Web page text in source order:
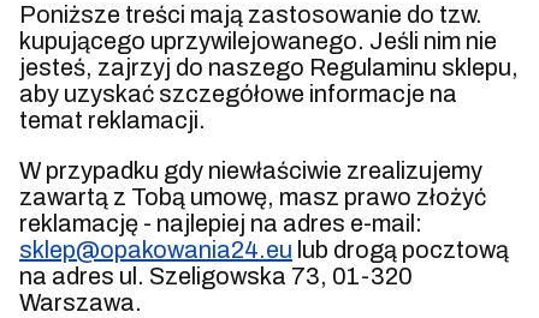
Poniższe treści mają zastosowanie do tzw.
kupującego uprzywilejowanego. Jeśli nim nie
jesteś, zajrzyj do naszego Regulaminu sklepu,
aby uzyskać szczegółowe informacje na
temat reklamacji.
W przypadku gdy niewłaściwie zrealizujemy
zawartą z Tobą umowę, masz prawo złożyć
reklamację - najlepiej na adres e-mail:
sklep@opakowania24.eu lub drogą pocztową
na adres ul. Szeligowska 73, 01-320
Warszawa.